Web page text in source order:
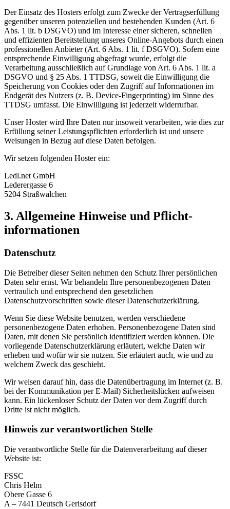
Der Einsatz des Hosters erfolgt zum Zwecke der Vertragserfüllung
gegenüber unseren potenziellen und bestehenden Kunden (Art. 6
Abs. 1 lit. b DSGVO) und im Interesse einer sicheren, schnellen
und effizienten Bereitstellung unseres Online-Angebots durch einen
professionellen Anbieter (Art. 6 Abs. 1 lit. f DSGVO). Sofern eine
entsprechende Einwilligung abgefragt wurde, erfolgt die
Verarbeitung ausschließlich auf Grundlage von Art. 6 Abs. 1 lit. a
DSGVO und § 25 Abs. 1 TTDSG, soweit die Einwilligung die
Speicherung von Cookies oder den Zugriff auf Informationen im
Endgerät des Nutzers (z. B. Device-Fingerprinting) im Sinne des
TTDSG umfasst. Die Einwilligung ist jederzeit widerrufbar.
Unser Hoster wird Ihre Daten nur insoweit verarbeiten, wie dies zur
Erfüllung seiner Leistungspflichten erforderlich ist und unsere
Weisungen in Bezug auf diese Daten befolgen.
Wir setzen folgenden Hoster ein:
Ledl.net GmbH
Lederergasse 6
5204 Straßwalchen
3. Allgemeine Hinweise und Pflicht­
informationen
Datenschutz
Die Betreiber dieser Seiten nehmen den Schutz Ihrer persönlichen
Daten sehr ernst. Wir behandeln Ihre personenbezogenen Daten
vertraulich und entsprechend den gesetzlichen
Datenschutzvorschriften sowie dieser Datenschutzerklärung.
Wenn Sie diese Website benutzen, werden verschiedene
personenbezogene Daten erhoben. Personenbezogene Daten sind
Daten, mit denen Sie persönlich identifiziert werden können. Die
vorliegende Datenschutzerklärung erläutert, welche Daten wir
erheben und wofür wir sie nutzen. Sie erläutert auch, wie und zu
welchem Zweck das geschieht.
Wir weisen darauf hin, dass die Datenübertragung im Internet (z. B.
bei der Kommunikation per E-Mail) Sicherheitslücken aufweisen
kann. Ein lückenloser Schutz der Daten vor dem Zugriff durch
Dritte ist nicht möglich.
Hinweis zur verantwortlichen Stelle
Die verantwortliche Stelle für die Datenverarbeitung auf dieser
Website ist:
FSSC
Chris Helm
Obere Gasse 6
A – 7441 Deutsch Gerisdorf